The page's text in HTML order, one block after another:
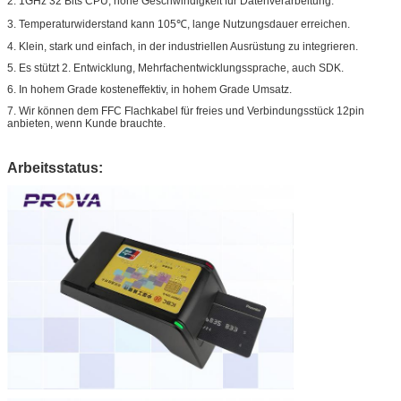
3. Temperaturwiderstand kann 105℃, lange Nutzungsdauer erreichen.
4. Klein, stark und einfach, in der industriellen Ausrüstung zu integrieren.
5. Es stützt 2. Entwicklung, Mehrfachentwicklungssprache, auch SDK.
6. In hohem Grade kosteneffektiv, in hohem Grade Umsatz.
7. Wir können dem FFC Flachkabel für freies und Verbindungsstück 12pin
anbieten, wenn Kunde brauchte.
Arbeitsstatus: